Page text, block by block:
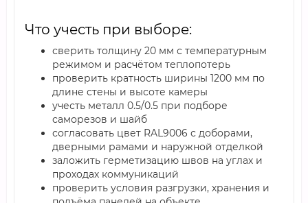
Что учесть при выборе:
сверить толщину 20 мм с температурным
режимом и расчётом теплопотерь
проверить кратность ширины 1200 мм по
длине стены и высоте камеры
учесть металл 0.5/0.5 при подборе
саморезов и шайб
согласовать цвет RAL9006 с доборами,
дверными рамами и наружной отделкой
заложить герметизацию швов на углах и
проходах коммуникаций
проверить условия разгрузки, хранения и